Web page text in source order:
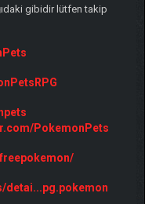
gibidir lütfen takip
PokemonPets
detai...pg.pokemon